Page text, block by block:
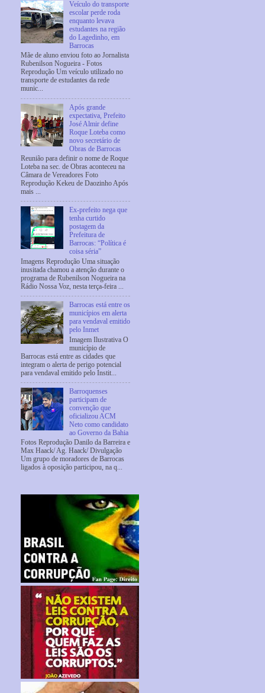
Veículo do transporte
escolar perde roda
enquanto levava
estudantes na região
do Lagedinho, em
Barrocas
Mãe de aluno enviou foto ao Jornalista
Rubenilson Nogueira - Fotos
Reprodução Um veículo utilizado no
transporte de estudantes da rede
munic...
Após grande
expectativa, Prefeito
José Almir define
Roque Loteba como
novo secretário de
Obras de Barrocas
Reunião para definir o nome de Roque
Loteba na sec. de Obras aconteceu na
Câmara de Vereadores Foto
Reprodução Kekeu de Daozinho Após
mais ...
Ex-prefeito nega que
tenha curtido
postagem da
Prefeitura de
Barrocas: “Política é
coisa séria”
Imagens Reprodução Uma situação
inusitada chamou a atenção durante o
programa de Rubenilson Nogueira na
Rádio Nossa Voz, nesta terça-feira ...
Barrocas está entre os
municípios em alerta
para vendaval emitido
pelo Inmet
Imagem Ilustrativa O
município de
Barrocas está entre as cidades que
integram o alerta de perigo potencial
para vendaval emitido pelo Instit...
Barroquenses
participam de
convenção que
oficializou ACM
Neto como candidato
ao Governo da Bahia
Fotos Reprodução Danilo da Barreira e
Max Haack/ Ag. Haack/ Divulgação
Um grupo de moradores de Barrocas
ligados à oposição participou, na q...